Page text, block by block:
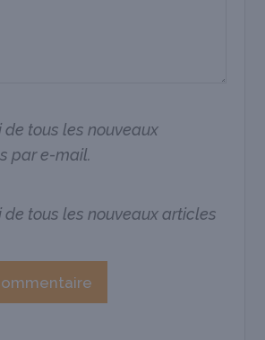
de tous les nouveaux
par e-mail.
de tous les nouveaux articles